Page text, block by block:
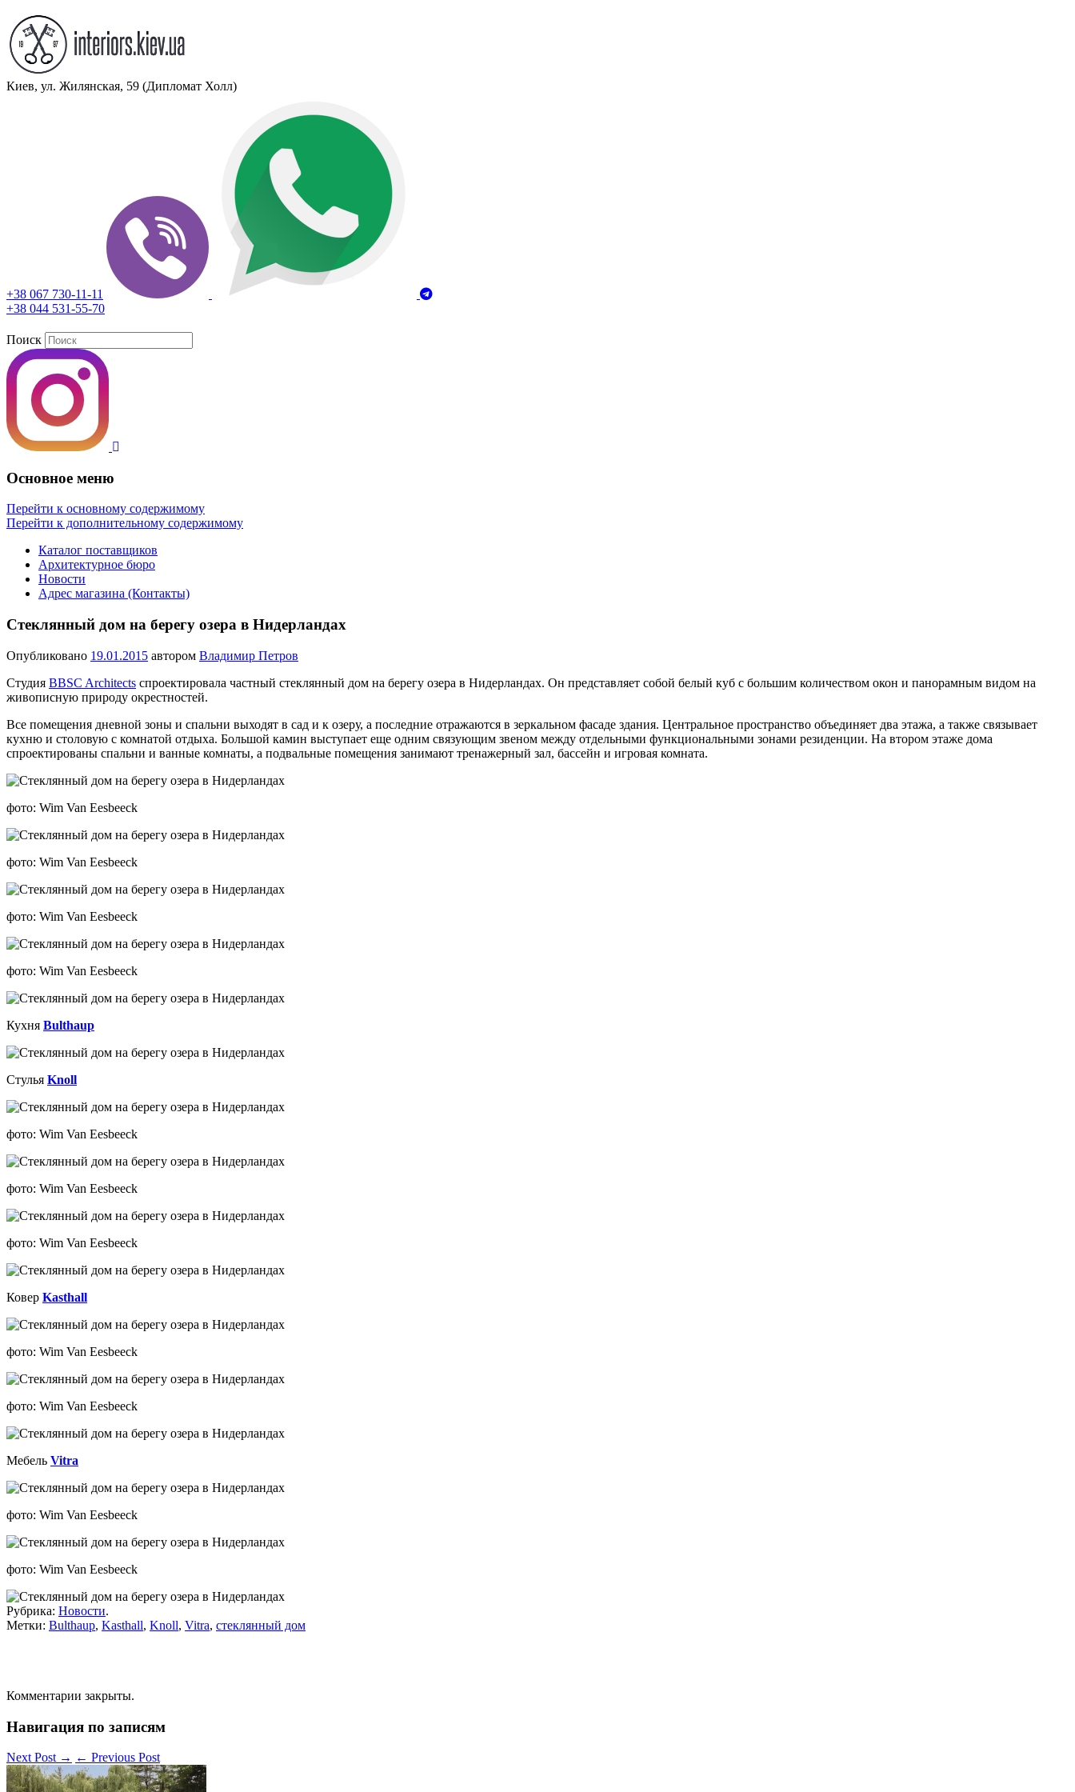
Киев, ул. Жилянская, 59 (Дипломат Холл)
+38 067 730-11-11
+38 044 531-55-70
Поиск
Основное меню
Перейти к основному содержимому
Перейти к дополнительному содержимому
Каталог поставщиков
Архитектурное бюро
Новости
Адрес магазина (Контакты)
Стеклянный дом на берегу озера в Нидерландах
Опубликовано 19.01.2015 автором Владимир Петров
Студия BBSC Architects спроектировала частный cтеклянный дом на берегу озера в Нидерландах. Он представляет собой белый куб с большим количеством окон и панорамным видом на
живописную природу окрестностей.
Все помещения дневной зоны и спальни выходят в сад и к озеру, а последние отражаются в зеркальном фасаде здания. Центральное пространство объединяет два этажа, а также связывает
кухню и столовую с комнатой отдыха. Большой камин выступает еще одним связующим звеном между отдельными функциональными зонами резиденции. На втором этаже дома
спроектированы спальни и ванные комнаты, а подвальные помещения занимают тренажерный зал, бассейн и игровая комната.
фото: Wim Van Eesbeeck
фото: Wim Van Eesbeeck
фото: Wim Van Eesbeeck
фото: Wim Van Eesbeeck
Кухня Bulthaup
Стулья Knoll
фото: Wim Van Eesbeeck
фото: Wim Van Eesbeeck
фото: Wim Van Eesbeeck
Ковер Kasthall
фото: Wim Van Eesbeeck
фото: Wim Van Eesbeeck
Мебель Vitra
фото: Wim Van Eesbeeck
фото: Wim Van Eesbeeck
Рубрика: Новости.
Метки: Bulthaup, Kasthall, Knoll, Vitra, стеклянный дом
Комментарии закрыты.
Навигация по записям
Next Post → ← Previous Post